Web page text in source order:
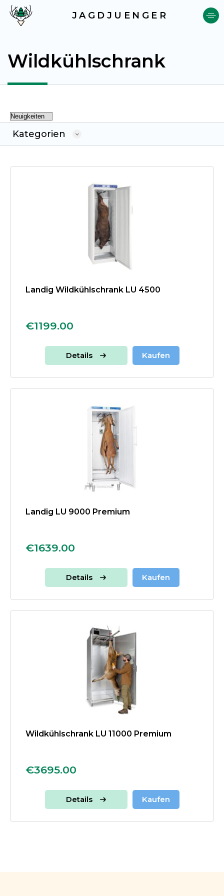
JAGDJUENGER
Wildkühlschrank
Landig Wildkühlschrank LU 4500
€1199.00
Details Kaufen
Landig LU 9000 Premium
€1639.00
Details Kaufen
Wildkühlschrank LU 11000 Premium
€3695.00
Details Kaufen
Kategorien